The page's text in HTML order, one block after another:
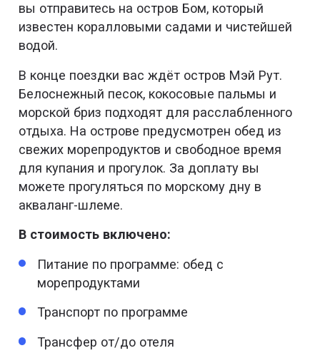
вы отправитесь на остров Бом, который
известен коралловыми садами и чистейшей
водой.
В конце поездки вас ждёт остров Мэй Рут.
Белоснежный песок, кокосовые пальмы и
морской бриз подходят для расслабленного
отдыха. На острове предусмотрен обед из
свежих морепродуктов и свободное время
для купания и прогулок. За доплату вы
можете прогуляться по морскому дну в
акваланг-шлеме.
В стоимость включено:
Питание по программе: обед с
морепродуктами
Транспорт по программе
Трансфер от/до отеля